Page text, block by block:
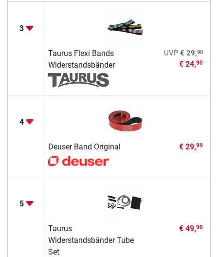
3
Taurus Flexi Bands
Widerstandsbänder
UVP € 29,90
€ 24,90
4
Deuser Band Original € 29,99
5
Taurus
Widerstandsbänder Tube
Set
€ 49,90